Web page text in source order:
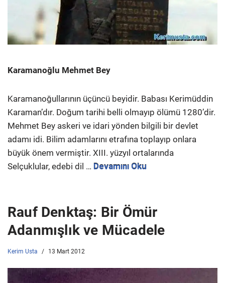
Karamanoğlu Mehmet Bey
Karamanoğullarının üçüncü beyidir. Babası Kerimüddin
Karaman’dır. Doğum tarihi belli olmayıp ölümü 1280’dir.
Mehmet Bey askeri ve idari yönden bilgili bir devlet
adamı idi. Bilim adamlarını etrafına toplayıp onlara
büyük önem vermiştir. XIII. yüzyıl ortalarında
Selçuklular, edebi dil … Devamını Oku
Rauf Denktaş: Bir Ömür
Adanmışlık ve Mücadele
Kerim Usta 13 Mart 2012